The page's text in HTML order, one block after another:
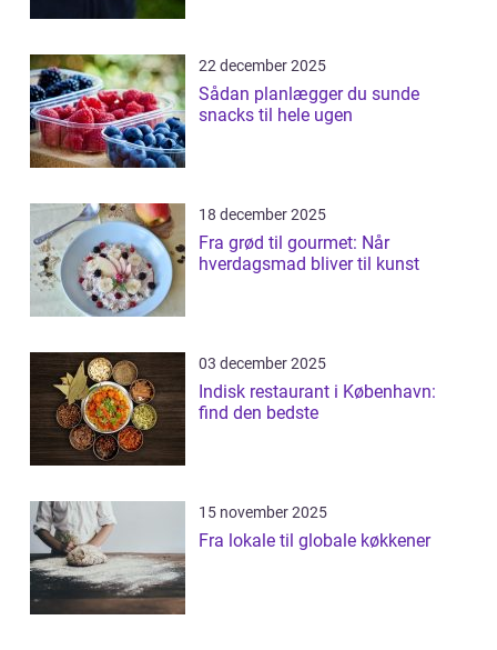
22 december 2025
Sådan planlægger du sunde
snacks til hele ugen
18 december 2025
Fra grød til gourmet: Når
hverdagsmad bliver til kunst
03 december 2025
Indisk restaurant i København:
find den bedste
15 november 2025
Fra lokale til globale køkkener